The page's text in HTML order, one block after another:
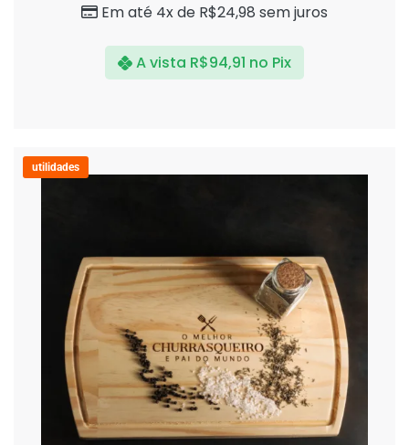
Em até 4x de R$24,98 sem juros
A vista R$94,91 no Pix
utilidades